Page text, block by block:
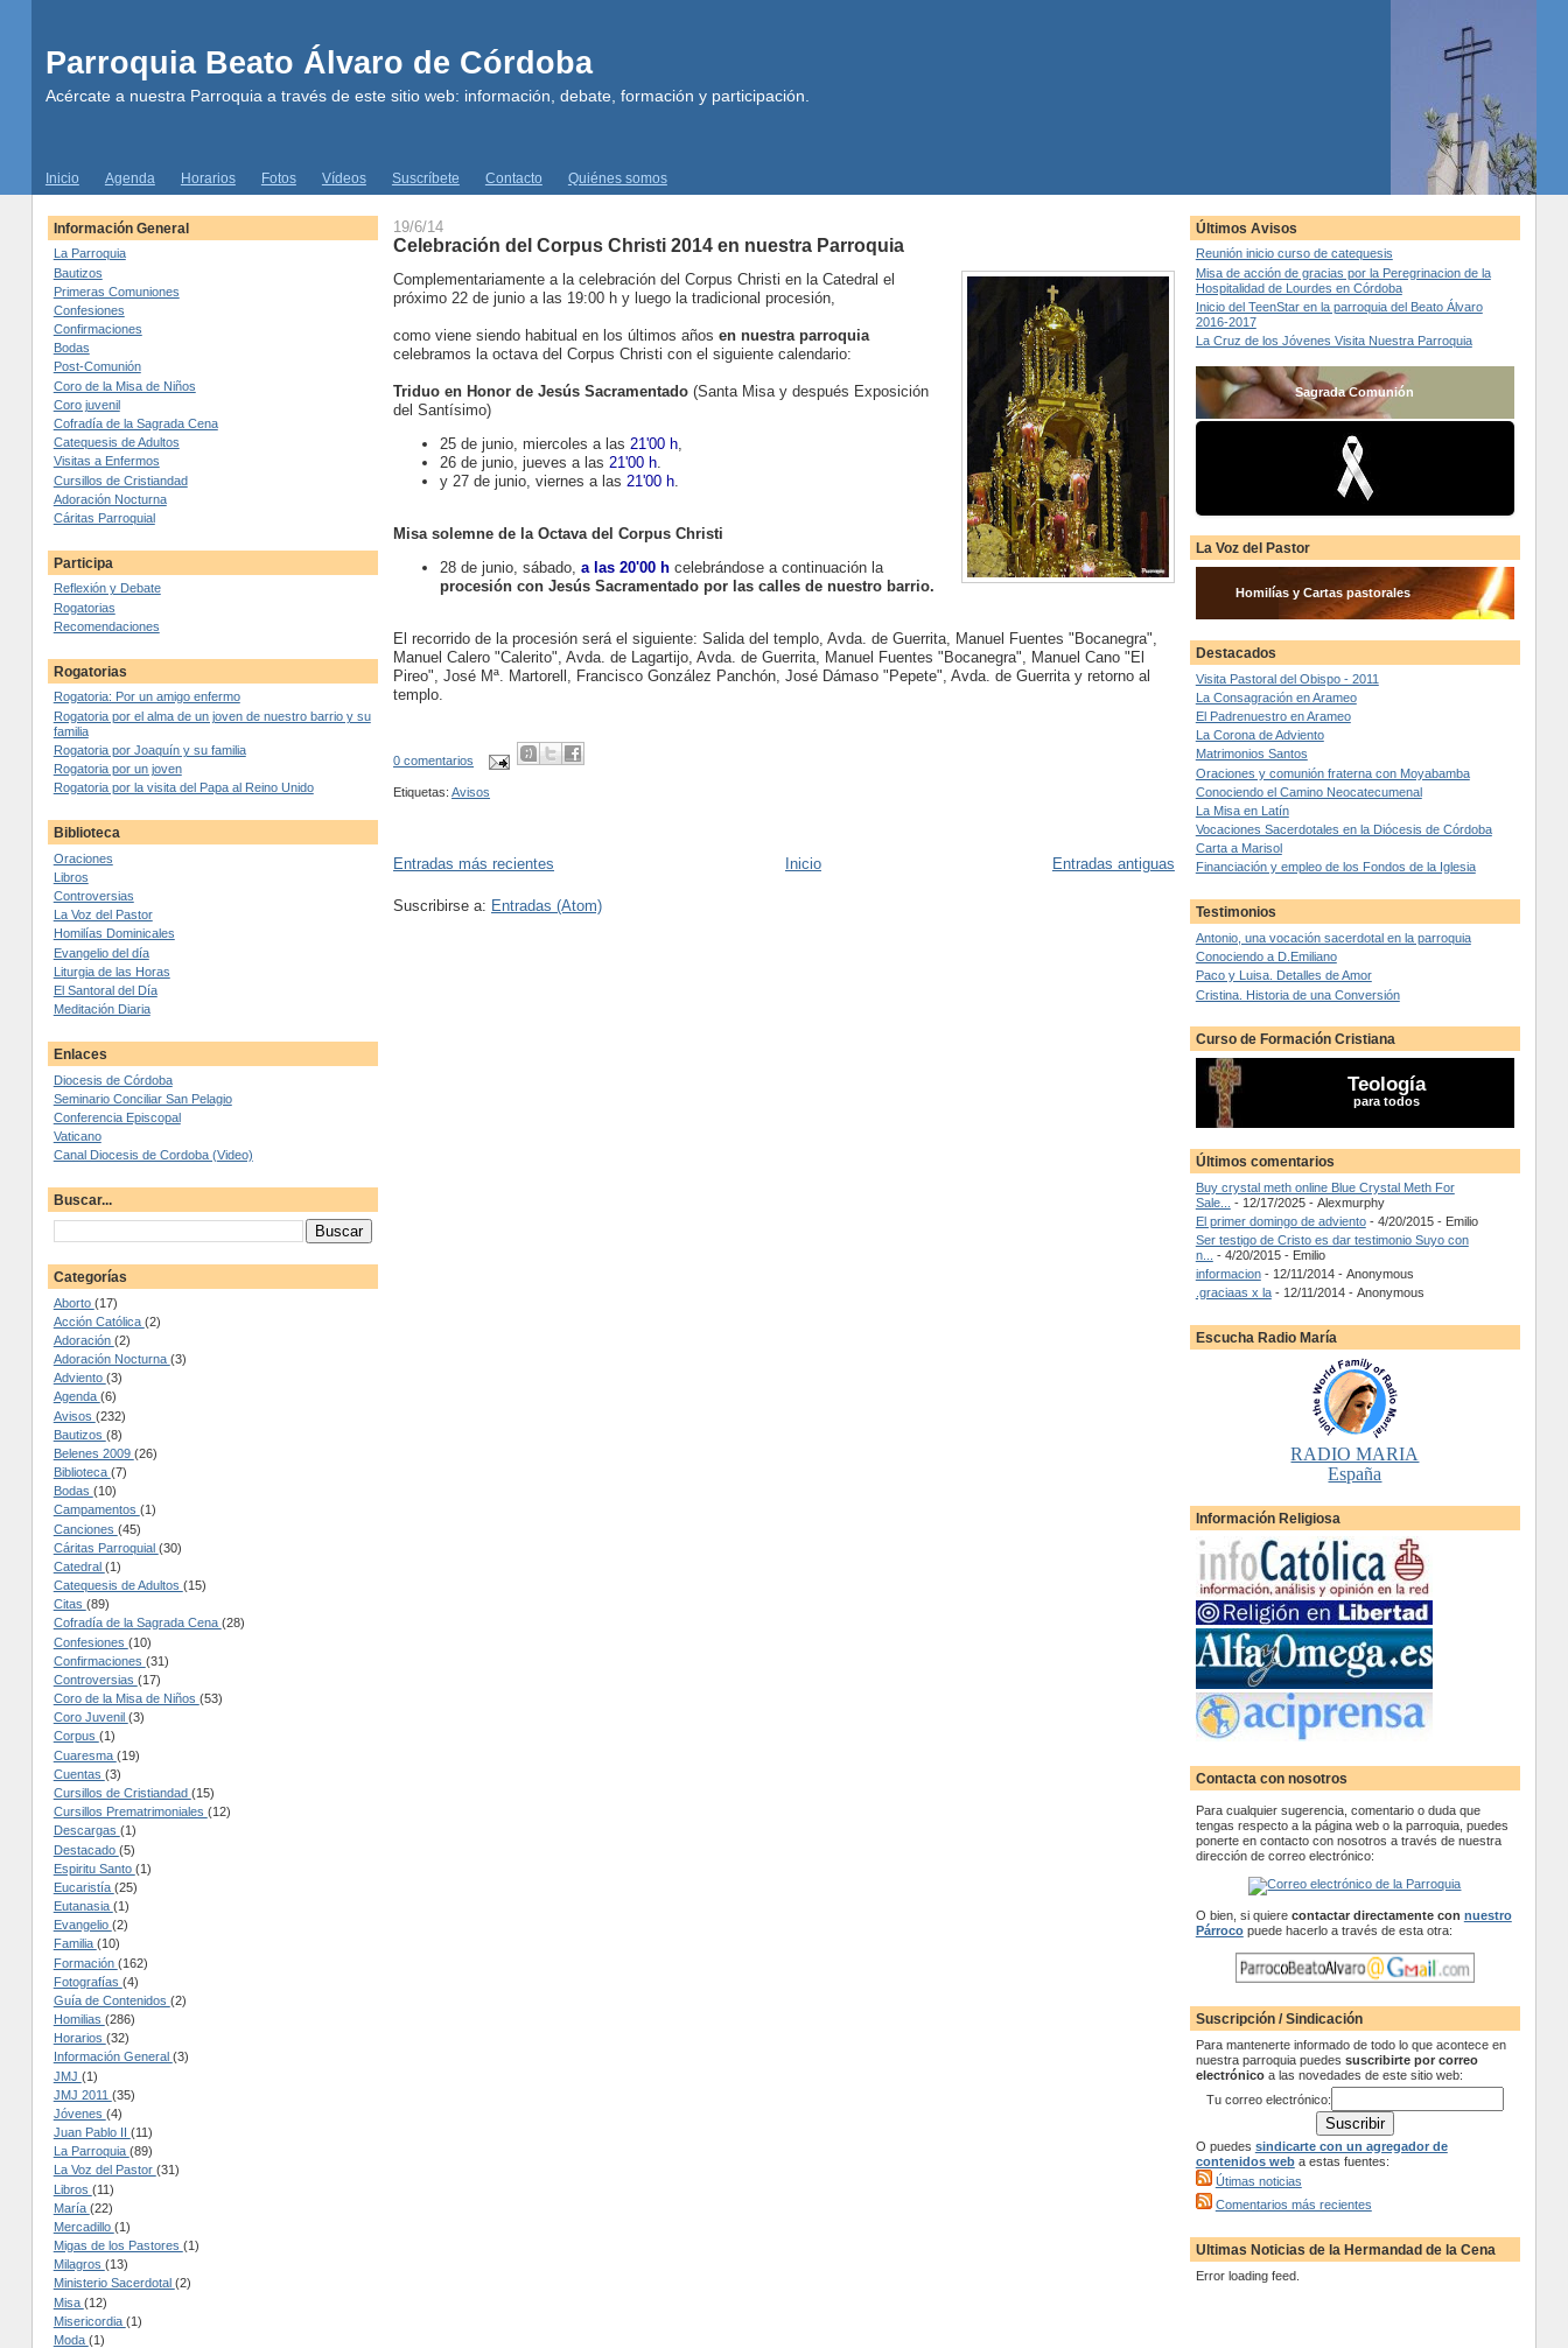
Parroquia Beato Álvaro de Córdoba
Acércate a nuestra Parroquia a través de este sitio web: información, debate, formación y participación.
Inicio Agenda Horarios Fotos Vídeos Suscríbete Contacto Quiénes somos
Información General
La Parroquia
Bautizos
Primeras Comuniones
Confesiones
Confirmaciones
Bodas
Post-Comunión
Coro de la Misa de Niños
Coro juvenil
Cofradía de la Sagrada Cena
Catequesis de Adultos
Visitas a Enfermos
Cursillos de Cristiandad
Adoración Nocturna
Cáritas Parroquial
Participa
Reflexión y Debate
Rogatorias
Recomendaciones
Rogatorias
Rogatoria: Por un amigo enfermo
Rogatoria por el alma de un joven de nuestro barrio y su
familia
Rogatoria por Joaquín y su familia
Rogatoria por un joven
Rogatoria por la visita del Papa al Reino Unido
Biblioteca
Oraciones
Libros
Controversias
La Voz del Pastor
Homilías Dominicales
Evangelio del día
Liturgia de las Horas
El Santoral del Día
Meditación Diaria
Enlaces
Diocesis de Córdoba
Seminario Conciliar San Pelagio
Conferencia Episcopal
Vaticano
Canal Diocesis de Cordoba (Video)
Buscar...
Categorías
Aborto (17)
Acción Católica (2)
Adoración (2)
Adoración Nocturna (3)
Adviento (3)
Agenda (6)
Avisos (232)
Bautizos (8)
Belenes 2009 (26)
Biblioteca (7)
Bodas (10)
Campamentos (1)
Canciones (45)
Cáritas Parroquial (30)
Catedral (1)
Catequesis de Adultos (15)
Citas (89)
Cofradía de la Sagrada Cena (28)
Confesiones (10)
Confirmaciones (31)
Controversias (17)
Coro de la Misa de Niños (53)
Coro Juvenil (3)
Corpus (1)
Cuaresma (19)
Cuentas (3)
Cursillos de Cristiandad (15)
Cursillos Prematrimoniales (12)
Descargas (1)
Destacado (5)
Espiritu Santo (1)
Eucaristía (25)
Eutanasia (1)
Evangelio (2)
Familia (10)
Formación (162)
Fotografías (4)
Guía de Contenidos (2)
Homilias (286)
Horarios (32)
Información General (3)
JMJ (1)
JMJ 2011 (35)
Jóvenes (4)
Juan Pablo II (11)
La Parroquia (89)
La Voz del Pastor (31)
Libros (11)
María (22)
Mercadillo (1)
Migas de los Pastores (1)
Milagros (13)
Ministerio Sacerdotal (2)
Misa (12)
Misericordia (1)
Moda (1)
19/6/14
Celebración del Corpus Christi 2014 en nuestra Parroquia
Complementariamente a la celebración del Corpus Christi en la Catedral el
próximo 22 de junio a las 19:00 h y luego la tradicional procesión,
como viene siendo habitual en los últimos añosen nuestra parroquia
celebramos la octava del Corpus Christi con el siguiente calendario:
Triduo en Honor de Jesús Sacramentado (Santa Misa y después Exposición
del Santísimo)
25 de junio, miercoles a las 21'00 h
26 de junio, jueves a las 21'00 h
y 27 de junio, viernes a las 21'00 h
Misa solemne de la Octava del Corpus Christi
28 de junio, sábado,a las 20'00 h celebrándose a continuación la
procesión con Jesús Sacramentado por las calles de nuestro barrio.
El recorrido de la procesión será el siguiente: Salida del templo, Avda. de Guerrita, Manuel Fuentes "Bocanegra",
Manuel Calero "Calerito", Avda. de Lagartijo, Avda. de Guerrita, Manuel Fuentes "Bocanegra", Manuel Cano "El
Pireo", José Mª. Martorell, Francisco González Panchón, José Dámaso "Pepete", Avda. de Guerrita y retorno al
templo.
0 comentarios
Etiquetas:Avisos
Entradas más recientes Entradas antiguas
Inicio
Suscribirse a: Entradas (Atom)
Últimos Avisos
Reunión inicio curso de catequesis
Misa de acción de gracias por la Peregrinacion de la
Hospitalidad de Lourdes en Córdoba
Inicio del TeenStar en la parroquia del Beato Álvaro
2016-2017
La Cruz de los Jóvenes Visita Nuestra Parroquia
Sagrada Comunión
La Voz del Pastor
Homilías y Cartas pastorales
Destacados
Visita Pastoral del Obispo - 2011
La Consagración en Arameo
El Padrenuestro en Arameo
La Corona de Adviento
Matrimonios Santos
Oraciones y comunión fraterna con Moyabamba
Conociendo el Camino Neocatecumenal
La Misa en Latín
Vocaciones Sacerdotales en la Diócesis de Córdoba
Carta a Marisol
Financiación y empleo de los Fondos de la Iglesia
Testimonios
Antonio, una vocación sacerdotal en la parroquia
Conociendo a D.Emiliano
Paco y Luisa. Detalles de Amor
Cristina. Historia de una Conversión
Curso de Formación Cristiana
Teología
para todos
Últimos comentarios
Buy crystal meth online Blue Crystal Meth For
Sale...
- 12/17/2025- Alexmurphy
El primer domingo de adviento- 4/20/2015- Emilio
Ser testigo de Cristo es dar testimonio Suyo con
n...
- 4/20/2015- Emilio
informacion- 12/11/2014- Anonymous
.graciaas x la- 12/11/2014- Anonymous
Escucha Radio María
RADIO MARIA
España
Información Religiosa
Contacta con nosotros
Para cualquier sugerencia, comentario o duda que
tengas respecto a la página web o la parroquia, puedes
ponerte en contacto con nosotros a través de nuestra
dirección de correo electrónico:
O bien, si quiere contactar directamente con nuestro
Párrocopuede hacerlo a través de esta otra:
Suscripción / Sindicación
Para mantenerte informado de todo lo que acontece en
nuestra parroquia puedes suscribirte por correo
electrónicoa las novedades de este sitio web:
Tu correo electrónico:
O puedes sindicarte con un agregador de
contenidos weba estas fuentes:
Útimas noticias
Comentarios más recientes
Ultimas Noticias de la Hermandad de la Cena
Error loading feed.